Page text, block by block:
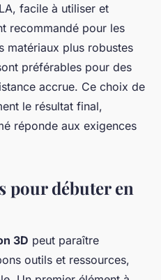
facile à utiliser et
recommandé pour les
matériaux plus robustes
préférables pour des
accrue. Ce choix de
le résultat final,
réponde aux exigences
pour débuter en
3D peut paraître
outils et ressources,